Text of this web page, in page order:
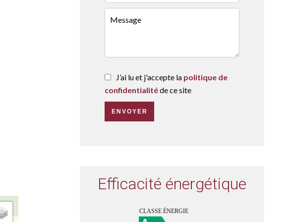
J’ai lu et j'accepte la politique de
confidentialitéde ce site
ENVOYER
Efficacité énergétique